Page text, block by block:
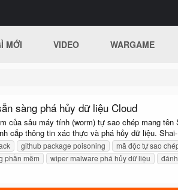
MỚI VIDEO WARGAME
sàng phá hủy dữ liệu Cloud
của sâu máy tính (worm) tự sao chép mang
cắp thông tin xác thực và phá hủy dữ liệu.
github package poisoning mã độc tự sao
phần mềm wiper malware phá hủy dữ liệu